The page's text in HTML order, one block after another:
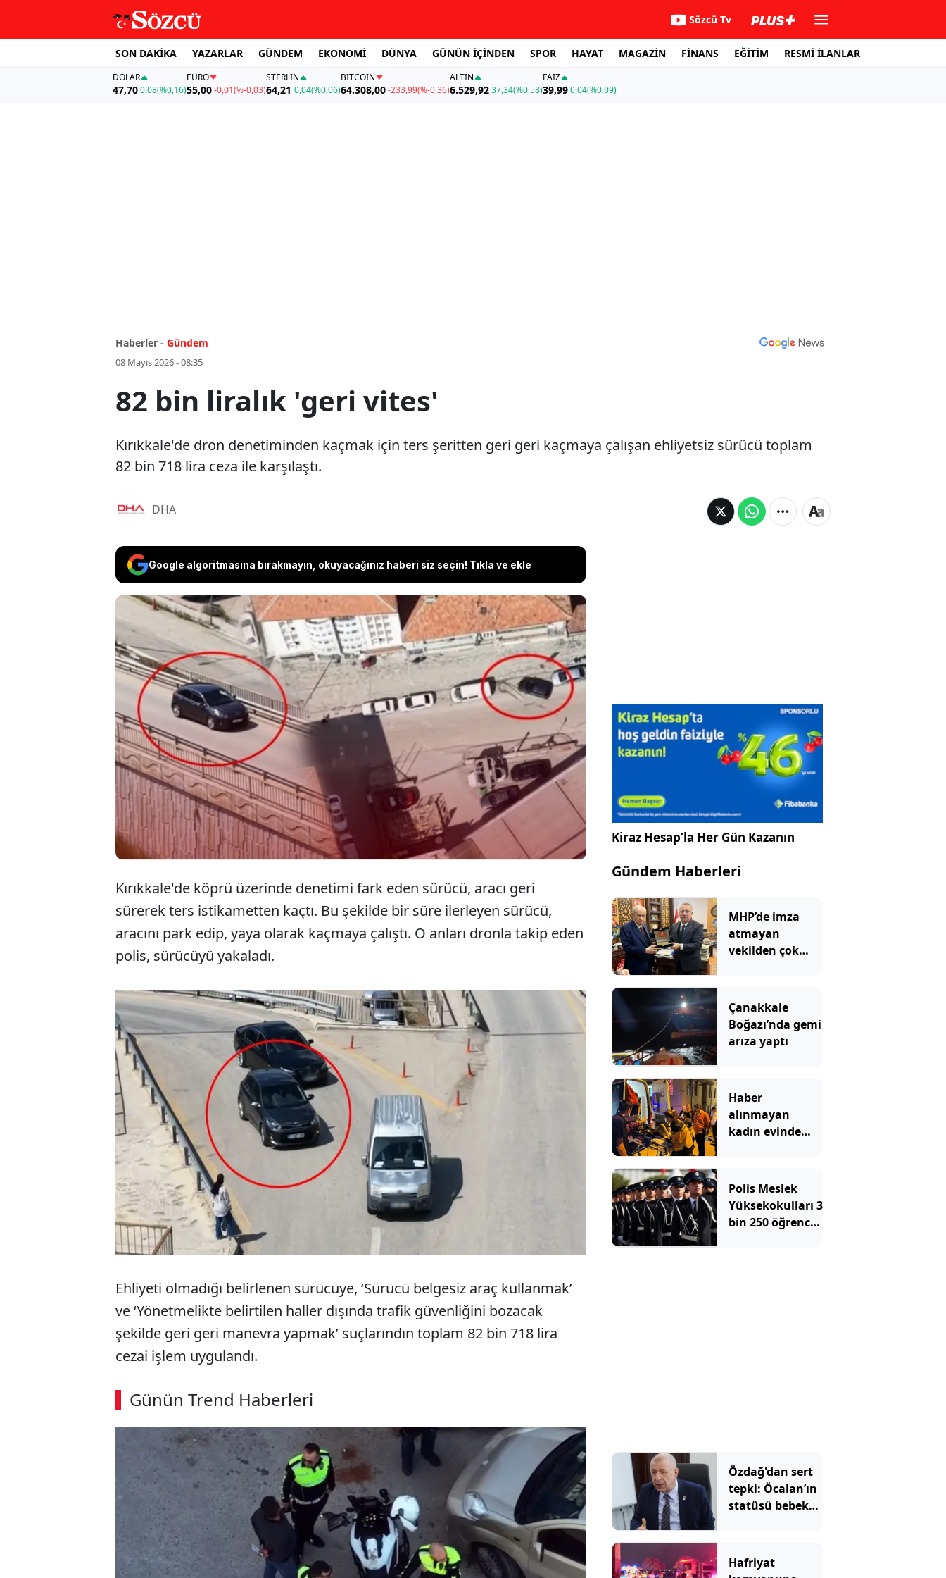
Sözcü Tv
SON DAKİKA YAZARLAR GÜNDEM EKONOMİ DÜNYA GÜNÜN İÇİNDEN SPOR HAYAT MAGAZİN FİNANS EĞİTİM RESMİ İLANLAR
DOLAR
47,700,08(%0,16)
EURO
55,00 -0,01(%-0,03)
STERLIN
64,21 0,04(%0,06)
BITCOIN
64.308,00-233,99(%-0,36)
ALTIN
6.529,9237,34(%0,58)
FAİZ
39,990,04(%0,09)
Haberler - Gündem
08 Mayıs 2026 - 08:35
82 bin liralık 'geri vites'
Kırıkkale'de dron denetiminden kaçmak için ters şeritten geri geri kaçmaya çalışan ehliyetsiz sürücü toplam
82 bin 718 lira ceza ile karşılaştı.
DHA
Google algoritmasına bırakmayın, okuyacağınız haberi siz seçin! Tıkla ve ekle
Kırıkkale'de dron denetiminden kaçmak için ters
şeritten geri geri kaçmaya çalışan ehliyetsiz sürücü
toplam 82 bin 718 lira ceza ile karşılaştı.
Kırıkkale'de köprü üzerinde denetimi fark eden sürücü, aracı geri
sürerek ters istikametten kaçtı. Bu şekilde bir süre ilerleyen sürücü,
aracını park edip, yaya olarak kaçmaya çalıştı. O anları dronla takip eden
polis, sürücüyü yakaladı.
Ehliyeti olmadığı belirlenen sürücüye, ‘Sürücü belgesiz araç kullanmak’
ve ‘Yönetmelikte belirtilen haller dışında trafik güvenliğini bozacak
şekilde geri geri manevra yapmak’ suçlarındın toplam 82 bin 718 lira
cezai işlem uygulandı.
Günün Trend Haberleri
Kiraz Hesap’la Her Gün Kazanın
Gündem Haberleri
MHP’de imza
atmayan
vekilden çok
canım var
Çanakkale
Boğazı’nda gemi
arıza yaptı
Haber
alınmayan
kadın evinde
bulundu
Polis Meslek
Yüksekokulları 3
bin 250 öğrenci
Özdağ'dan sert
tepki: Öcalan’ın
statüsü bebek
Hafriyat